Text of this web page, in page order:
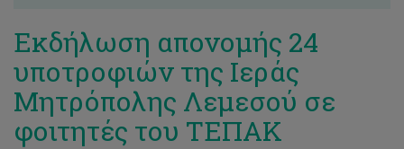
Εκδήλωση απονομής 24
υποτροφιών της Ιεράς
Μητρόπολης Λεμεσού σε
φοιτητές του ΤΕΠΑΚ